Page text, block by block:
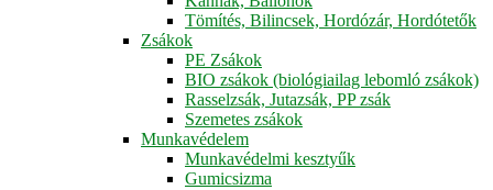
Tömítés, Bilincsek, Hordózár, Hordótetők
Zsákok
PE Zsákok
BIO zsákok (biológiailag lebomló zsákok)
Rasselzsák, Jutazsák, PP zsák
Szemetes zsákok
Munkavédelem
Munkavédelmi kesztyűk
Gumicsizma